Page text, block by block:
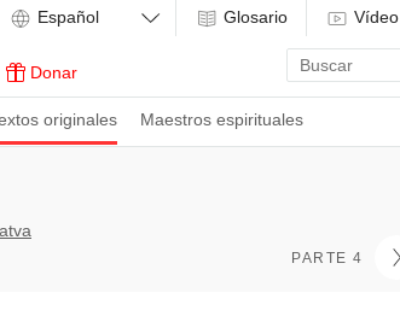
originales Maestros espirituales
Donar
Glosario Vídeo
Enter
search
term
PARTE 4